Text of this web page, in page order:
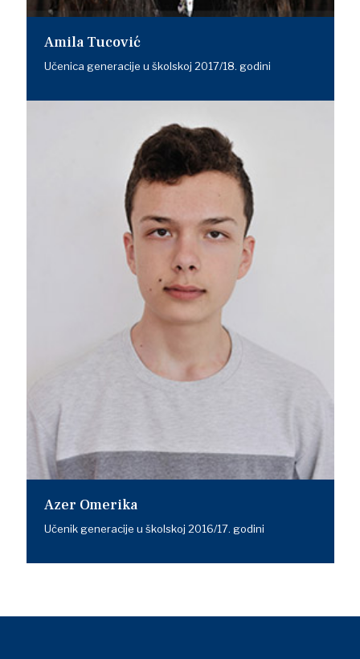
Amila Tucović
Učenica generacije u školskoj 2017/18. godini
Azer Omerika
Učenik generacije u školskoj 2016/17. godini